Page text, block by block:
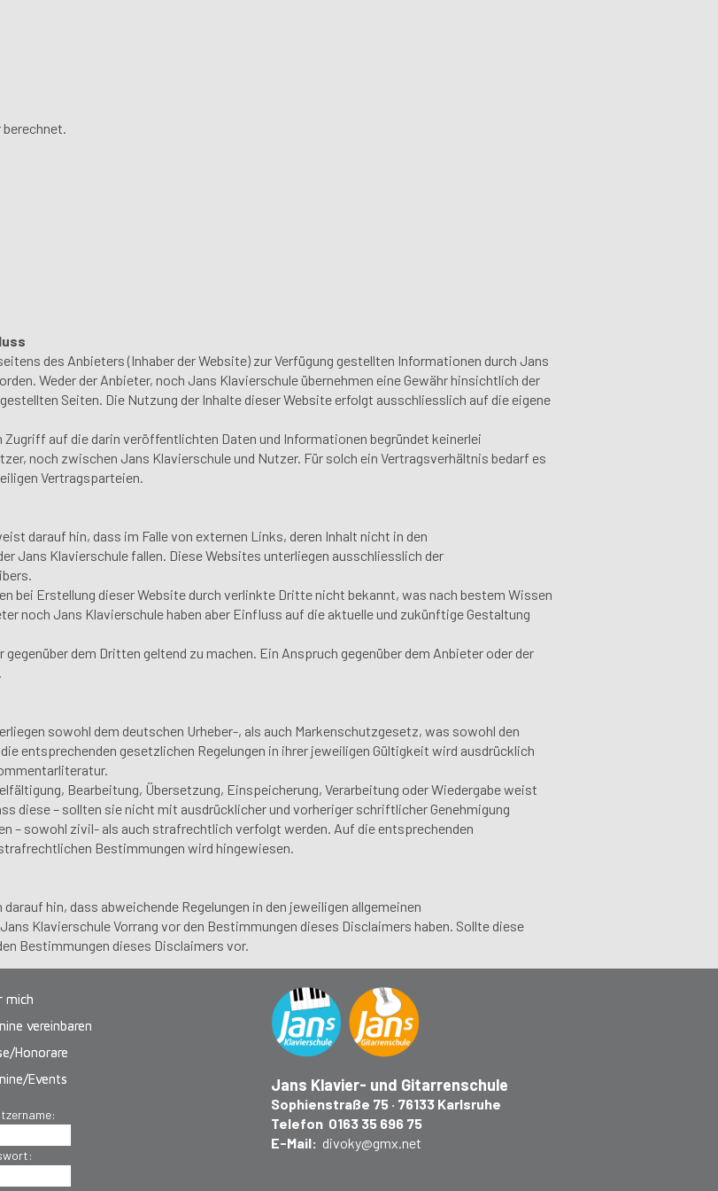
berechnet.
des Anbieters (Inhaber der Website) zur Verfügung gestellten Informationen durch Jans
Weder der Anbieter, noch Jans Klavierschule übernehmen eine Gewähr hinsichtlich der
Seiten. Die Nutzung der Inhalte dieser Website erfolgt ausschliesslich auf die eigene
auf die darin veröffentlichten Daten und Informationen begründet keinerlei
noch zwischen Jans Klavierschule und Nutzer. Für solch ein Vertragsverhältnis bedarf es
Vertragsparteien.
darauf hin, dass im Falle von externen Links, deren Inhalt nicht in den
Jans Klavierschule fallen. Diese Websites unterliegen ausschliesslich der
bei Erstellung dieser Website durch verlinkte Dritte nicht bekannt, was nach bestem Wissen
noch Jans Klavierschule haben aber Einfluss auf die aktuelle und zukünftige Gestaltung
dem Dritten geltend zu machen. Ein Anspruch gegenüber dem Anbieter oder der
sowohl dem deutschen Urheber-, als auch Markenschutzgesetz, was sowohl den
entsprechenden gesetzlichen Regelungen in ihrer jeweiligen Gültigkeit wird ausdrücklich
Bearbeitung, Übersetzung, Einspeicherung, Verarbeitung oder Wiedergabe weist
diese – sollten sie nicht mit ausdrücklicher und vorheriger schriftlicher Genehmigung
– sowohl zivil- als auch strafrechtlich verfolgt werden. Auf die entsprechenden
Bestimmungen wird hingewiesen.
hin, dass abweichende Regelungen in den jeweiligen allgemeinen
Klavierschule Vorrang vor den Bestimmungen dieses Disclaimers haben. Sollte diese
Bestimmungen dieses Disclaimers vor.
mich
vereinbaren
Honorare
Events
Jans Klavier- und Gitarrenschule
Sophienstraße 75 · 76133 Karlsruhe
Telefon 0163 35 696 75
E-Mail: divoky@gmx.net